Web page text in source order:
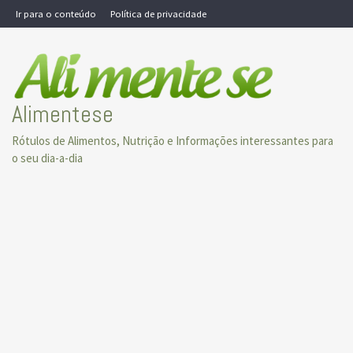
Skip
to
Ir para o conteúdo Política de privacidade
Alimentese
Rótulos de Alimentos, Nutrição e Informações interessantes para
o seu dia-a-dia